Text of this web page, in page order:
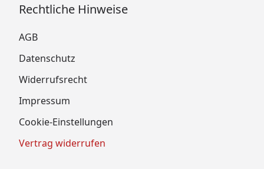
Rechtliche Hinweise
AGB
Datenschutz
Widerrufsrecht
Impressum
Cookie-Einstellungen
Vertrag widerrufen